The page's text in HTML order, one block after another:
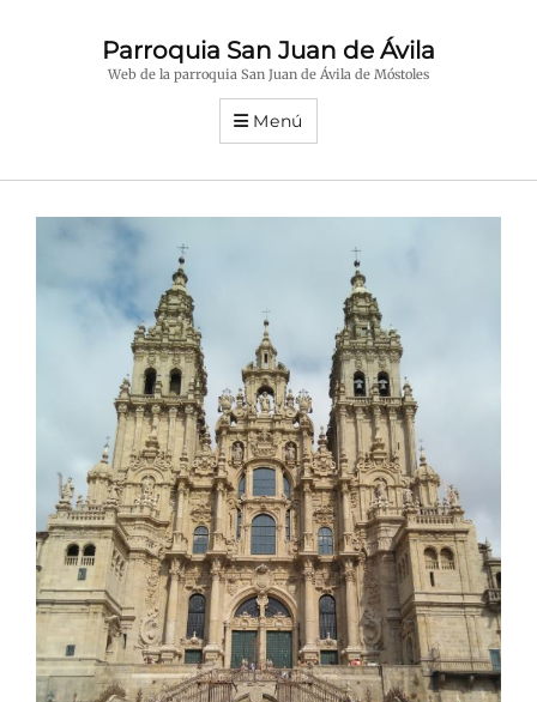
Parroquia San Juan de Ávila
Web de la parroquia San Juan de Ávila de Móstoles
Menú